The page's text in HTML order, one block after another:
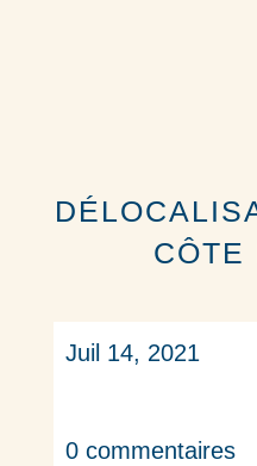
CÔTE
Juil 14, 2021
0 commentaires